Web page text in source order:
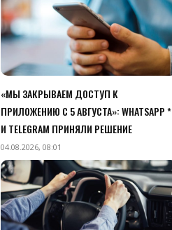
«МЫ ЗАКРЫВАЕМ ДОСТУП К
ПРИЛОЖЕНИЮ C 5 АВГУСТА»: WHATSAPP *
И TELEGRAM ПРИНЯЛИ РЕШЕНИЕ
04.08.2026, 08:01